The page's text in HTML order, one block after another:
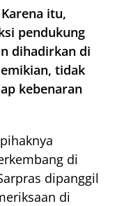
itu,
pendukung
dihadirkan di
tidak
kebenaran
di
dipanggil
di